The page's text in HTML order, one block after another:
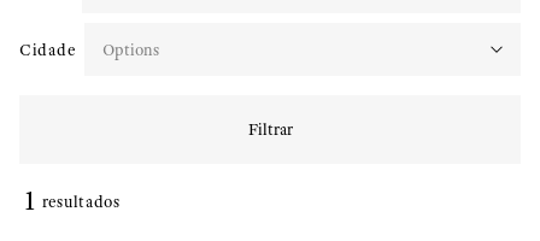
Cidade
Filtrar
1 resultados